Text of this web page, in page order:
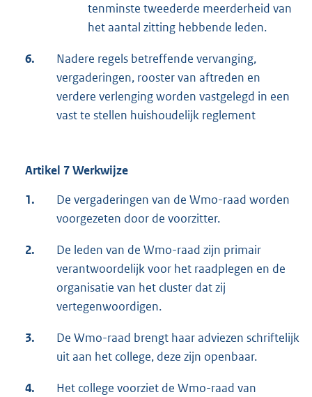
tenminste tweederde meerderheid van
het aantal zitting hebbende leden.
6.
Nadere regels betreffende vervanging,
vergaderingen, rooster van aftreden en
verdere verlenging worden vastgelegd in een
vast te stellen huishoudelijk reglement
Artikel 7 Werkwijze
1.
De vergaderingen van de Wmo-raad worden
voorgezeten door de voorzitter.
2.
De leden van de Wmo-raad zijn primair
verantwoordelijk voor het raadplegen en de
organisatie van het cluster dat zij
vertegenwoordigen.
3.
De Wmo-raad brengt haar adviezen schriftelijk
uit aan het college, deze zijn openbaar.
4.
Het college voorziet de Wmo-raad van